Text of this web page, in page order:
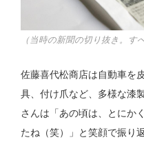
（当時の新聞の切り抜き。す
佐藤喜代松商店は自動車を
具、付け爪など、多様な漆
さんは「あの頃は、とにか
たね（笑）」と笑顔で振り返